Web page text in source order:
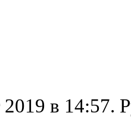
2019 в 14:57.